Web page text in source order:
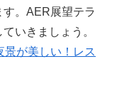
。AER展望テラ
いきましょう。
景が美しい！レス